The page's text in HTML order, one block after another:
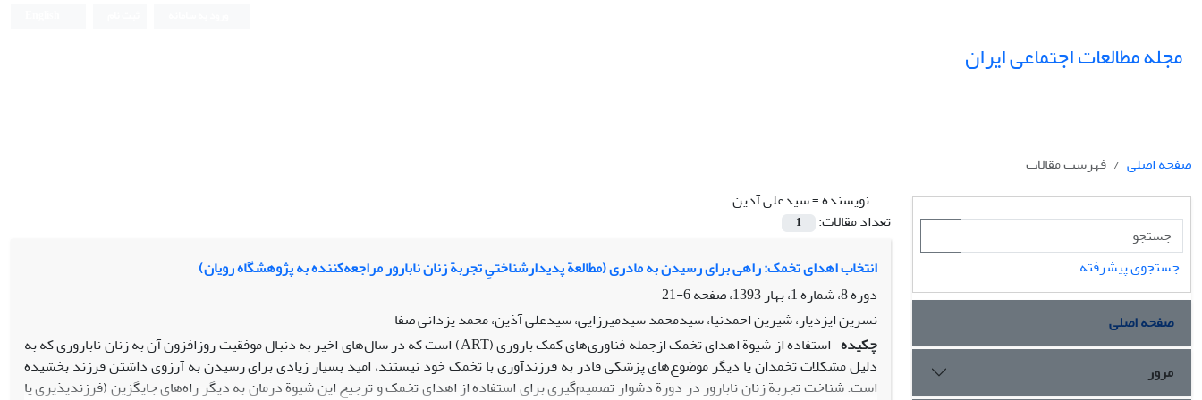
مجله مطالعات اجتماعی ایران
صفحه اصلی
فهرست مقالات
نویسنده =سیدعلی آذین
تعداد مقالات:
1
انتخاب اهدای تخمک: راهی برای رسیدن به مادری (مطالعة پدیدارشناختیِ تجربة زنان نابارور مراجعه‌کننده به پژوهشگاه رویان)
دوره 8، شماره 1، بهار 1393، صفحه
6-21
نسرین ایزدیار، شیرین احمدنیا، سیدمحمد سیدمیرزایی، سیدعلی آذین، محمد یزدانی صفا
چکیده
استفاده از شیوة اهدای تخمک ازجمله فناوری‌های کمک ‌باروری (ART) است که در سال‌های اخیر به دنبال موفقیت روزافزون آن به زنان ناباروری که به
دلیل مشکلات تخمدان یا دیگر موضوع‌های پزشکی قادر به فرزندآوری با تخمک خود نیستند، امید بسیار زیادی برای رسیدن به آرزوی داشتن فرزند بخشیده
است. شناخت تجربة زنان نابارور در دورة دشوار تصمیم‌گیری برای استفاده از اهدای تخمک و ترجیح این شیوة درمان به دیگر راه‌های جایگزین (فرزندپذیری یا
جستجوی پیشرفته
صفحه اصلی
مرور